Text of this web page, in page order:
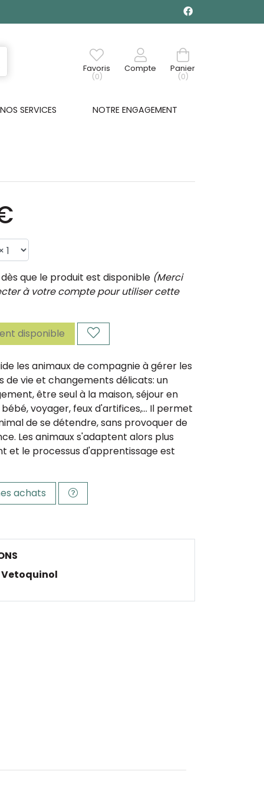
Favoris
(0)
Compte
Panier
(0)
NOS SERVICES NOTRE ENGAGEMENT
que le produit est disponible (Merci
à votre compte pour utiliser cette
disponible
les animaux de compagnie à gérer les
de vie et changements délicats: un
être seul à la maison, séjour en
voyager, feux d'artifices,... Il permet
de se détendre, sans provoquer de
Les animaux s'adaptent alors plus
et le processus d'apprentissage est
achats
Vetoquinol